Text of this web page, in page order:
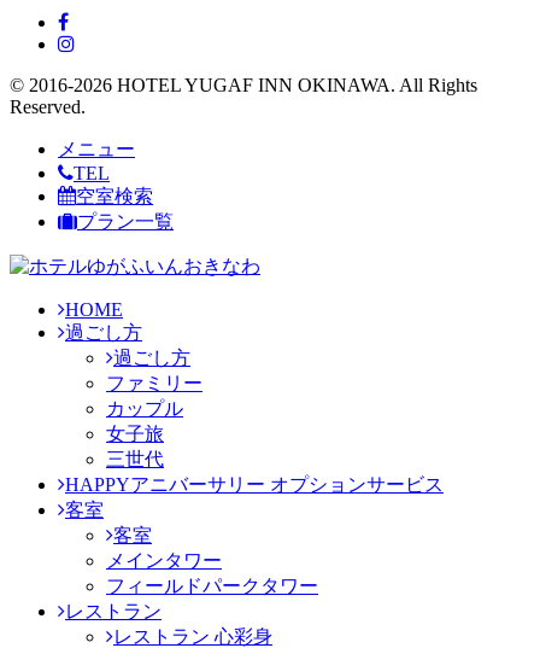
© 2016-2026 HOTEL YUGAF INN OKINAWA. All Rights
Reserved.
メニュー
TEL
空室検索
プラン一覧
HOME
過ごし方
過ごし方
ファミリー
カップル
女子旅
三世代
HAPPYアニバーサリー オプションサービス
客室
客室
メインタワー
フィールドパークタワー
レストラン
レストラン 心彩身